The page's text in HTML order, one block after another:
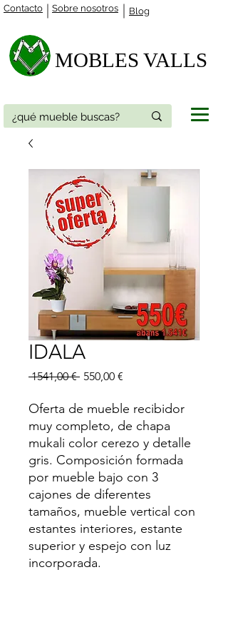
Contacto Blog
Sobre nosotros
MOBLES VALLS​
IDALA
1541,00 € Precio
550,00 €
oferta
Oferta de mueble recibidor
muy completo, de chapa
mukali color cerezo y detalle
gris. Composición formada
por mueble bajo con 3
cajones de diferentes
tamaños, mueble vertical con
estantes interiores, estante
superior y espejo con luz
incorporada.